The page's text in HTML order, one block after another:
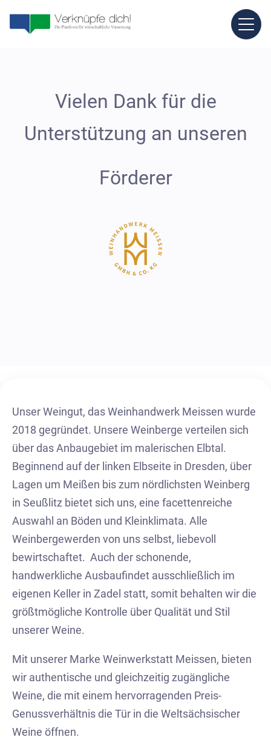
Vielen Dank für die
Unterstützung an unseren
Förderer
Unser Weingut, das Weinhandwerk Meissen wurde
2018 gegründet. Unsere Weinberge verteilen sich
über das Anbaugebiet im malerischen Elbtal.
Beginnend auf der linken Elbseite in Dresden, über
Lagen um Meißen bis zum nördlichsten Weinberg
in Seußlitz bietet sich uns, eine facettenreiche
Auswahl an Böden und Kleinklimata. Alle
Weinbergewerden von uns selbst, liebevoll
bewirtschaftet. Auch der schonende,
handwerkliche Ausbaufindet ausschließlich im
eigenen Keller in Zadel statt, somit behalten wir die
größtmögliche Kontrolle über Qualität und Stil
unserer Weine.
Mit unserer Marke Weinwerkstatt Meissen, bieten
wir authentische und gleichzeitig zugängliche
Weine, die mit einem hervorragenden Preis-
Genussverhältnis die Tür in die Weltsächsischer
Weine öffnen.